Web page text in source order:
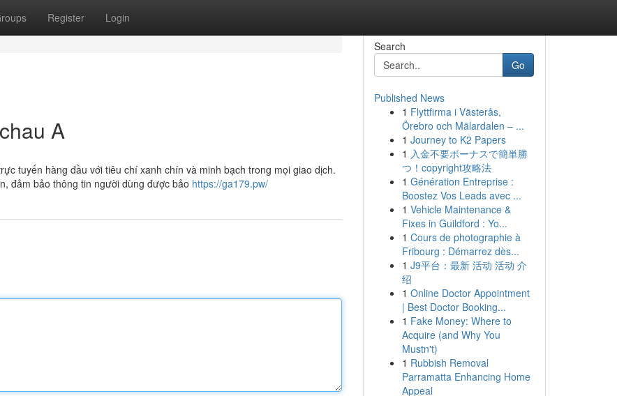
Register Login
A
tuyến hàng đầu với tiêu chí xanh chín và minh bạch trong mọi giao dịch.
đảm bảo thông tin người dùng được bảo https://ga179.pw/
Search
Go
Published News
1 Flyttfirma i Västerås,
Örebro och Mälardalen – ...
1 Journey to K2 Papers
1 入金不要ボーナスで簡単勝
つ！copyright攻略法
1 Génération Entreprise :
Boostez Vos Leads avec ...
1 Vehicle Maintenance &
Fixes in Guildford : Yo...
1 Cours de photographie à
Fribourg : Démarrez dès...
1 J9平台：最新 活动 活动 介
绍
1 Online Doctor Appointment
| Best Doctor Booking...
1 Fake Money: Where to
Acquire (and Why You
Mustn't)
1 Rubbish Removal
Parramatta Enhancing Home
Appeal